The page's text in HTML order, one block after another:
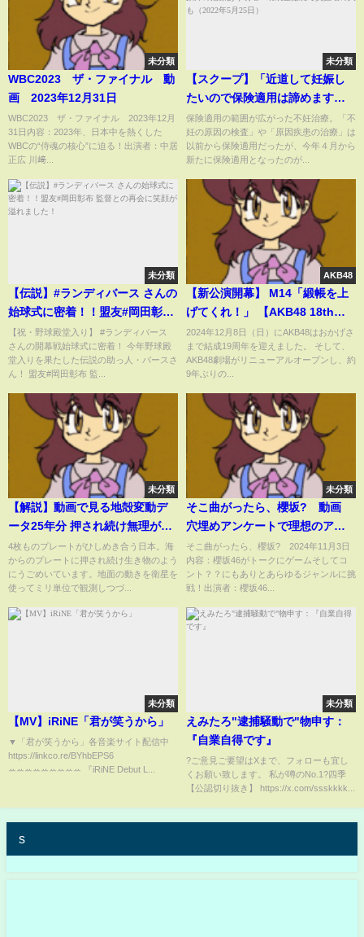
未分類
WBC2023 ザ・ファイナル 動
画 2023年12月31日
WBC2023 ザ・ファイナル 2023年12月
31日内容：2023年、日本中を熱くした
WBCの“侍魂の核心”に迫る！出演者：中居
正広 川﨑...
未分類
【スクープ】「近道して妊娠し
たいので保険適用は諦めます」
不妊治療の保険適用 対象外の
治療あり明暗...助成金撤廃で負担
増の人も（2022年5月25日）
保険適用の範囲が広がった不妊治療。「不
妊の原因の検査」や「原因疾患の治療」は
以前から保険適用だったが、今年４月から
新たに保険適用となったのが...
未分類
【伝説】#ランディバース さんの
始球式に密着！！盟友#岡田彰布
監督との再会に笑顔が溢れまし
た！
【祝・野球殿堂入り】 #ランディバース
さんの開幕戦始球式に密着！ 今年野球殿
堂入りを果たした伝説の助っ人・バースさ
ん！ 盟友#岡田彰布 監...
AKB48
【新公演開幕】 M14「緞帳を上
げてくれ！」 【AKB48 18th
Stage「ここからだ」より】
2024年12月8日（日）にAKB48はおかげさ
まで結成19周年を迎えました。 そして、
AKB48劇場がリニューアルオープンし、約
9年ぶりの...
未分類
【解説】動画で見る地殻変動デ
ータ25年分 押され続け無理がた
まっているところは？『週刊地
震ニュース』
4枚ものプレートがひしめき合う日本。海
からのプレートに押され続け生き物のよう
にうごめいています。地面の動きを衛星を
使ってミリ単位で観測しつづ...
未分類
そこ曲がったら、櫻坂? 動画
穴埋めアンケートで理想のアイ
ドル像を掘り下げる 11月3日
そこ曲がったら、櫻坂? 2024年11月3日
内容：櫻坂46がトークにゲームそしてコ
ント？？にもありとあらゆるジャンルに挑
戦！出演者：櫻坂46...
未分類
【MV】iRiNE「君が笑うから」
▼「君が笑うから」各音楽サイト配信中
https://linkco.re/BYhbEPS6
ꕀꕀꕀꕀꕀꕀꕀꕀꕀ 『iRiNE Debut L...
未分類
えみたろ"逮捕騒動で"物申す：
『自業自得です』
?ご意見ご要望はXまで、フォローも宜し
くお願い致します。 私が噂のNo.1?四季
【公認切り抜き】 https://x.com/ssskkkk...
s